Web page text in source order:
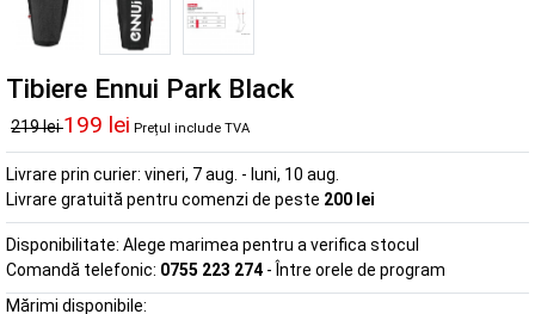
Tibiere Ennui Park Black
219 lei199 lei Prețul include TVA
Livrare prin curier: vineri, 7 aug. - luni, 10 aug.
Livrare gratuită pentru comenzi de peste 200 lei
Disponibilitate: Alege marimea pentru a verifica stocul
Comandă telefonic: 0755 223 274 - Între orele de program
Mărimi disponibile: